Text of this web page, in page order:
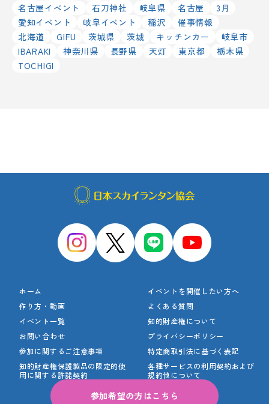
名古屋イベント
石刀神社 岐阜県 名古屋
3月
愛知イベント
岐阜イベント 稲沢
催事情報
北海道
GIFU 茨城県 茨城 キッチンカー
岐阜市
IBARAKI
神奈川県 長野県 天灯 東京都
栃木県
TOCHIGI
ホーム
イベントを開催したい方へ
作り方・動画
よくある質問
イベント一覧
知的財産権について
お問い合わせ
プライバシーポリシー
参加に関するご注意事項
特定商取引法に基づく表記
知的財産権保護製品の限定的使
用に関する許諾契約
各種サービスの利用契約および
規約他について
参加希望の方はこちら